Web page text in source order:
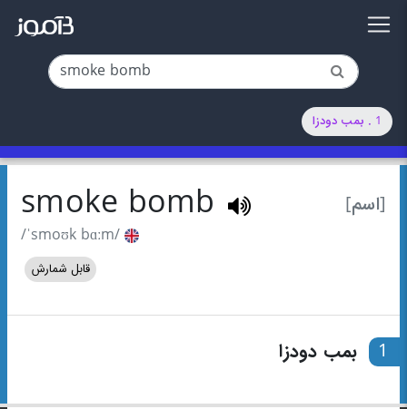
1 . بمب دودزا
[اسم] smoke bomb
/ˈsmoʊk bɑːm/
قابل شمارش
1 بمب دودزا